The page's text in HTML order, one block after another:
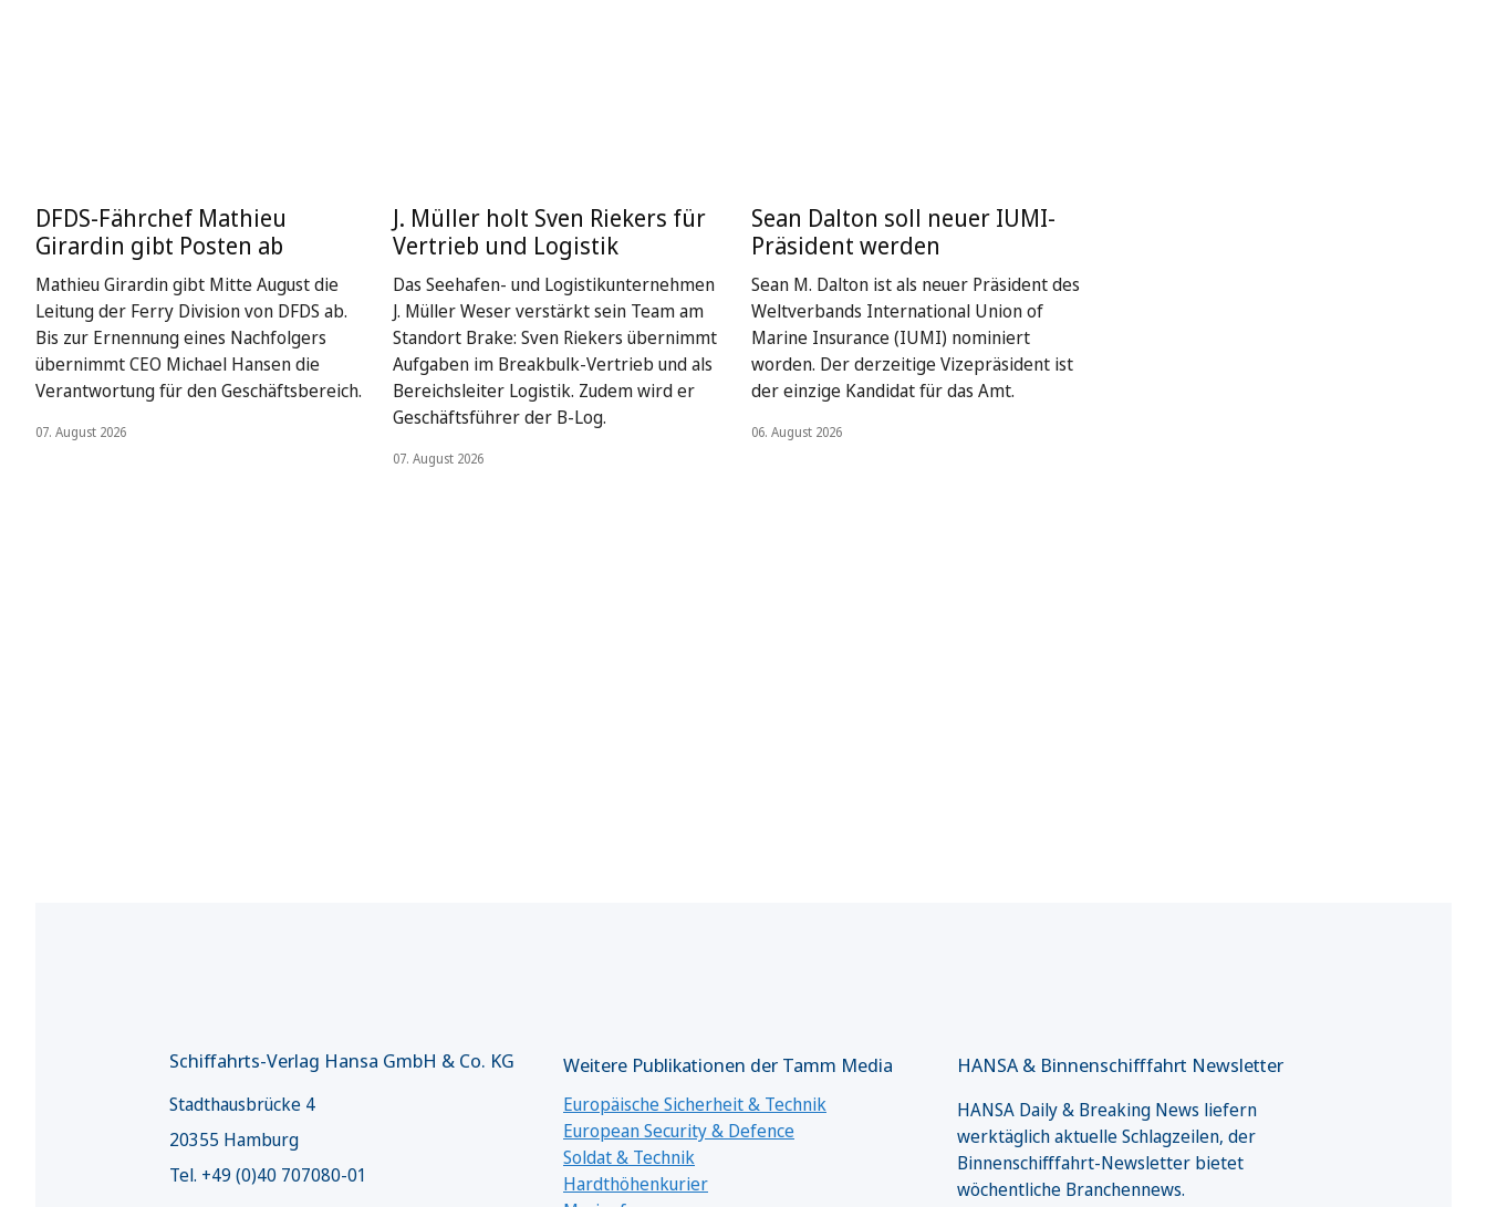
DFDS-Fährchef Mathieu
Girardin gibt Posten ab
Mathieu Girardin gibt Mitte August die
Leitung der Ferry Division von DFDS ab.
Bis zur Ernennung eines Nachfolgers
übernimmt CEO Michael Hansen die
Verantwortung für den Geschäftsbereich.
07. August 2026
J. Müller holt Sven Riekers für
Vertrieb und Logistik
Das Seehafen- und Logistikunternehmen
J. Müller Weser verstärkt sein Team am
Standort Brake: Sven Riekers übernimmt
Aufgaben im Breakbulk-Vertrieb und als
Bereichsleiter Logistik. Zudem wird er
Geschäftsführer der B-Log.
07. August 2026
Sean Dalton soll neuer IUMI-
Präsident werden
Sean M. Dalton ist als neuer Präsident des
Weltverbands International Union of
Marine Insurance (IUMI) nominiert
worden. Der derzeitige Vizepräsident ist
der einzige Kandidat für das Amt.
06. August 2026
Schiffahrts-Verlag Hansa GmbH & Co. KG
Stadthausbrücke 4
20355 Hamburg
Tel. +49 (0)40 707080-01
Weitere Publikationen der Tamm Media
Europäische Sicherheit & Technik
European Security & Defence
Soldat & Technik
Hardthöhenkurier
HANSA & Binnenschifffahrt Newsletter
HANSA Daily & Breaking News liefern
werktäglich aktuelle Schlagzeilen, der
Binnenschifffahrt-Newsletter bietet
wöchentliche Branchennews.